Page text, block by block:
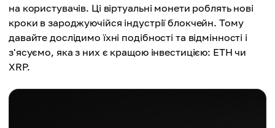
на користувачів. Ці віртуальні монети роблять нові
кроки в зароджуючійся індустрії блокчейн. Тому
давайте дослідимо їхні подібності та відмінності і
з'ясуємо, яка з них є кращою інвестицією: ETH чи
XRP.